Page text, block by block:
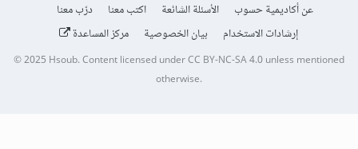
عن أكاديمية حسوب الأسئلة الشائعة اكتب معنا
درّب معنا
إرشادات الاستخدام
بيان الخصوصية مركز المساعدة
© 2025Hsoub.Content licensed underCC BY-NC-SA 4.0unless mentioned
otherwise.